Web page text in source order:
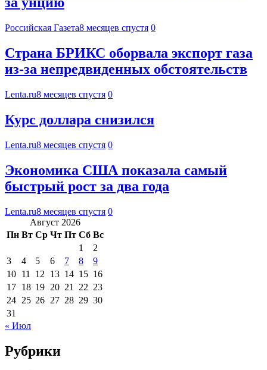
Российская Газета8 месяцев спустя 0
Страна БРИКС оборвала экспорт газа
из-за непредвиденных обстоятельств
Lenta.ru8 месяцев спустя 0
Курс доллара снизился
Lenta.ru8 месяцев спустя 0
Экономика США показала самый
быстрый рост за два года
Lenta.ru8 месяцев спустя 0
Август 2026
Пн Вт Ср Чт Пт Сб Вс
1
2
3
4 5 6 7 8
9
10 11 12 13 14 15 16
17 18 19 20 21 22 23
24 25 26 27 28 29 30
31
« Июл
Рубрики